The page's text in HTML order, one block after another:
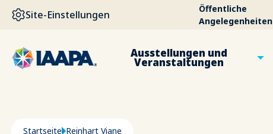
DIREKT ZUM INHALT
Site-Einstellungen
Öffentliche
Angelegenheiten
Ausstellungen und
Veranstaltungen
Startseite Reinhart Viane